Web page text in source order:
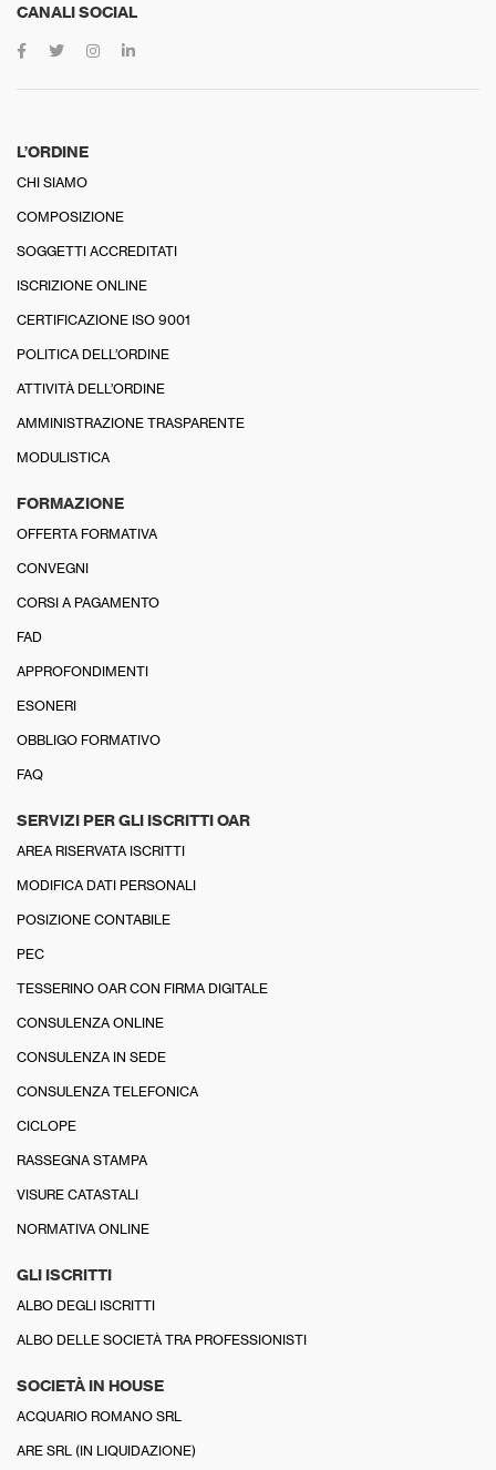
CANALI SOCIAL
L’ORDINE
CHI SIAMO
COMPOSIZIONE
SOGGETTI ACCREDITATI
ISCRIZIONE ONLINE
CERTIFICAZIONE ISO 9001
POLITICA DELL’ORDINE
ATTIVITÀ DELL’ORDINE
AMMINISTRAZIONE TRASPARENTE
MODULISTICA
FORMAZIONE
OFFERTA FORMATIVA
CONVEGNI
CORSI A PAGAMENTO
FAD
APPROFONDIMENTI
ESONERI
OBBLIGO FORMATIVO
FAQ
SERVIZI PER GLI ISCRITTI OAR
AREA RISERVATA ISCRITTI
MODIFICA DATI PERSONALI
POSIZIONE CONTABILE
PEC
TESSERINO OAR CON FIRMA DIGITALE
CONSULENZA ONLINE
CONSULENZA IN SEDE
CONSULENZA TELEFONICA
CICLOPE
RASSEGNA STAMPA
VISURE CATASTALI
NORMATIVA ONLINE
GLI ISCRITTI
ALBO DEGLI ISCRITTI
ALBO DELLE SOCIETÀ TRA PROFESSIONISTI
SOCIETÀ IN HOUSE
ACQUARIO ROMANO SRL
ARE SRL (IN LIQUIDAZIONE)